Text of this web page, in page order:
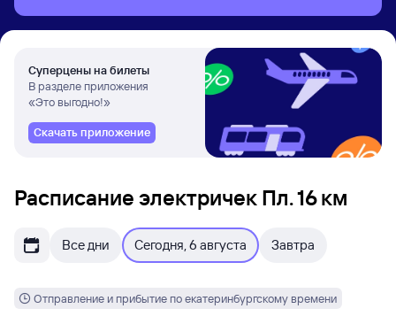
Суперцены на билеты
В разделе приложения
«Это выгодно!»
Скачать приложение
Расписание электричек Пл. 16 км
Все дни Сегодня, 6 августа Завтра
Отправление и прибытие по екатеринбургскому времени